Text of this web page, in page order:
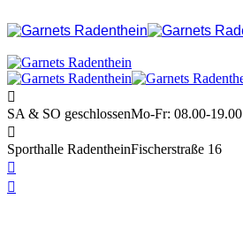
SA & SO geschlossenMo-Fr: 08.00-19.00
Sporthalle RadentheinFischerstraße 16